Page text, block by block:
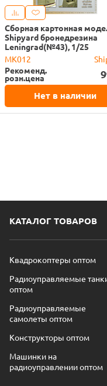
Сборная картонная
Shipyard бронедрезина
Leningrad(№43), 1/25
MK012
Рекоменд.
розн.цена
Нет в наличии
КАТАЛОГ ТОВАРОВ
Квадрокоптеры оптом
Радиоуправляемые
оптом
Радиоуправляемые
самолеты оптом
Конструкторы оптом
Машинки на
радиоуправлении оптом